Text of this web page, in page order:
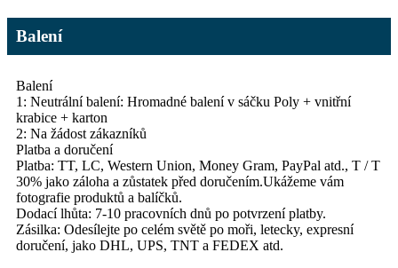
Balení
Balení
1: Neutrální balení: Hromadné balení v sáčku Poly + vnitřní
krabice + karton
2: Na žádost zákazníků
Platba a doručení
Platba: TT, LC, Western Union, Money Gram, PayPal atd., T / T
30% jako záloha a zůstatek před doručením.Ukážeme vám
fotografie produktů a balíčků.
Dodací lhůta: 7-10 pracovních dnů po potvrzení platby.
Zásilka: Odesílejte po celém světě po moři, letecky, expresní
doručení, jako DHL, UPS, TNT a FEDEX atd.